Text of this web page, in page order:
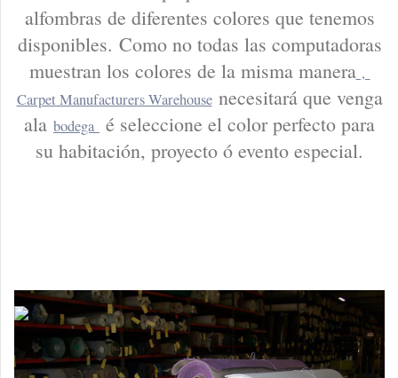
alfombras de diferentes colores que tenemos
disponibles. Como no todas las computadoras
muestran los colores de la misma manera,
Carpet Manufacturers Warehousenecesitará que venga
ala bodega é seleccione el color perfecto para
su habitación, proyecto ó evento especial.